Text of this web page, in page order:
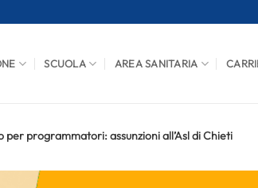
SCUOLA AREA SANITARIA
per programmatori: assunzioni all’Asl di Chieti